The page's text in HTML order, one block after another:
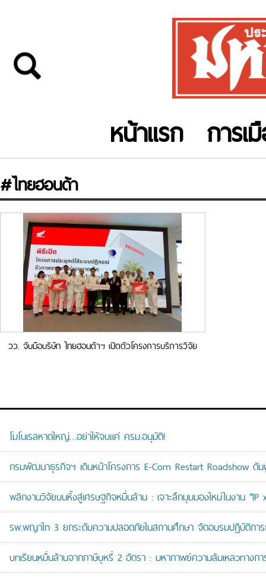
หน้าแรก การเ
#ไทยฮอนด้า
วว. จับมือบริษัท ไทยฮอนด้าฯ เปิดตัวโครงการบริการวิจัย
โมโนเรลหาดใหญ่…อย่าให้จบแค่ ครม.อนุมัติ!
กรมพัฒนาธุรกิจฯ เดินหน้าโครงการ E-Com Restart Roadshow ดั
พลิกงานวิจัยบนหิ้งสู่เศรษฐกิจหมื่นล้าน : เจาะลึกมุมมองใหม่ในงาน “IP
รพ.พญาไท 3 ยกระดับความปลอดภัยในสถานศึกษา จัดอบรมปฏิบัติกา
บทเรียนหมื่นล้านจากภาษีบุหรี่ 2 อัตรา : มหากาพย์ความล้มเหลวทางก